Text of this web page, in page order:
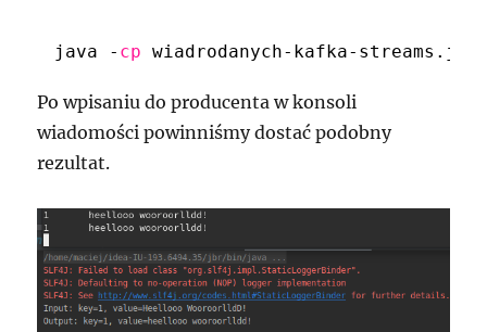
java - cp wiadrodanych-kafka-streams.jar
Po wpisaniu do producenta w konsoli
wiadomości powinniśmy dostać podobny
rezultat.